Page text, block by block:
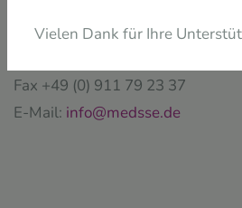
90411 Nürnberg
Fax +49 (0) 911 79 23 37
E-Mail: info@medsse.de
Vielen Dank für Ihre